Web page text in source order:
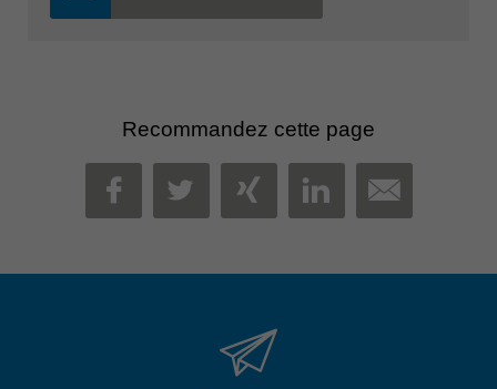
Recommandez cette page
FACEBOOK
TWITTER
XINGLINKEDIN
MAIL